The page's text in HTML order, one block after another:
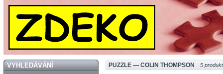
VYHLEDÁVÁNÍ PUZZLE — COLIN THOMPSON 5